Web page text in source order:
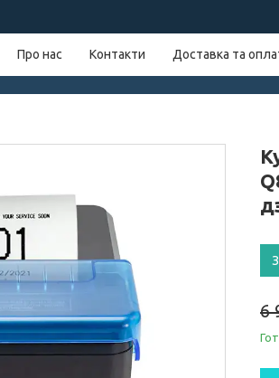
Про нас Контакти Доставка та
6